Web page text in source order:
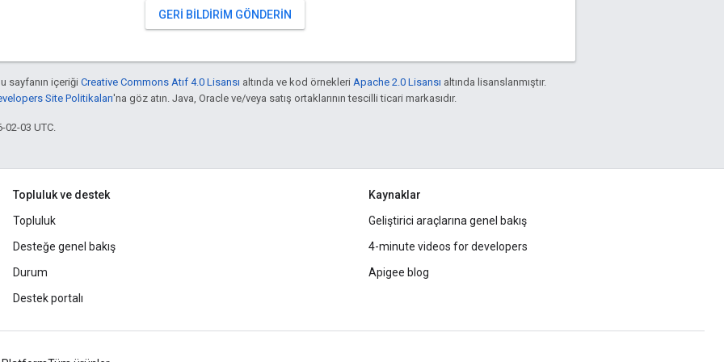
GERI BILDIRIM GÖNDERIN
sayfanın içeriği Creative Commons Atıf 4.0 Lisansı altında ve kod örnekleri Apache 2.0 Lisansı altında lisanslanmıştır.
Site Politikaları'na göz atın. Java, Oracle ve/veya satış ortaklarının tescilli ticari markasıdır.
02-03 UTC.
Topluluk ve destek
Topluluk
Desteğe genel bakış
Durum
Destek portalı
Kaynaklar
Geliştirici araçlarına genel bakış
4-minute videos for developers
Apigee blog